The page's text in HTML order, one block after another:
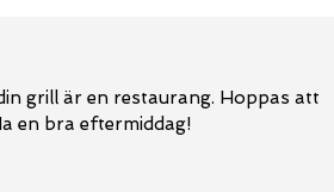
grill är en restaurang. Hoppas att
en bra eftermiddag!